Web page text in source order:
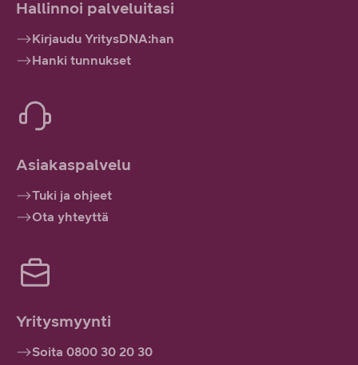
Hallinnoi palveluitasi
Kirjaudu YritysDNA:han
Hanki tunnukset
Asiakaspalvelu
Tuki ja ohjeet
Ota yhteyttä
Yritysmyynti
Soita 0800 30 20 30